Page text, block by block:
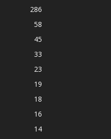
286
58
45
33
23
19
18
16
14